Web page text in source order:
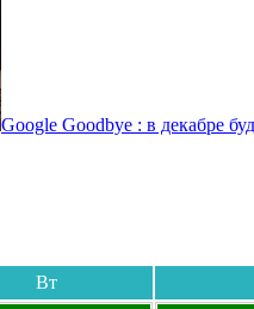
Google Goodbye : в декабре
Вт